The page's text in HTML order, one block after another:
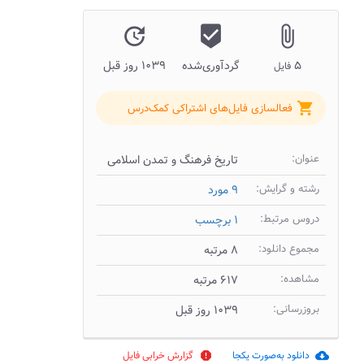
attach_file
۵ فایل
beenhere
گردآوری‌شده
update
۱۰۳۹ روز قبل
shopping_cart فعالسازی فایل‌های اشتراکی کمک‌درس
عنوان: تاریخ فرهنگ و تمدن اسلامی
رشته و گرایش: ۹ مورد
دروس مرتبط: ۱ برچسب
مجموع دانلود: ۸ مرتبه
مشاهده: ۶۱۷ مرتبه
بروزرسانی: ۱۰۳۹ روز قبل
cloud_download دانلود به‌صورت یکجا report گزارش خرابی فایل